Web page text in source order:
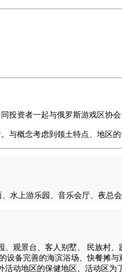
资者一起与俄罗斯游戏区协
与概念考虑到领土特点、地区的
水上游乐园、音乐会厅、夜总
观景台、客人别墅、 民族村
备完善的海滨浴场、快餐摊
动地区的保健地区、活动区为